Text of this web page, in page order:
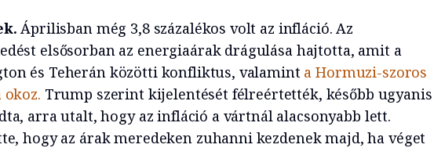
Áprilisban még 3,8 százalékos volt az infláció. Az
elsősorban az energiaárak drágulása hajtotta, amit a
és Teherán közötti konfliktus, valamint a Hormuzi-szoros
Trump szerint kijelentését félreértették, később ugyanis
arra utalt, hogy az infláció a vártnál alacsonyabb lett.
hogy az árak meredeken zuhanni kezdenek majd, ha véget